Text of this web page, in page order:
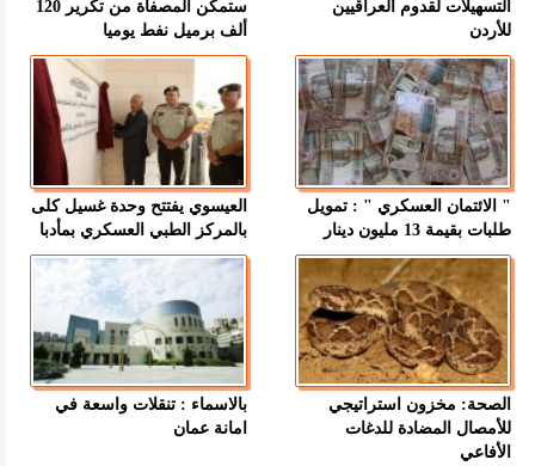
التسهيلات لقدوم العراقيين
للأردن
ستمكن المصفاة من تكرير 120
ألف برميل نفط يوميا
" الائتمان العسكري " : تمويل
طلبات بقيمة 13 مليون دينار
العيسوي يفتتح وحدة غسيل كلى
بالمركز الطبي العسكري بمأدبا
الصحة: مخزون استراتيجي
للأمصال المضادة للدغات
الأفاعي
بالاسماء : تنقلات واسعة في
امانة عمان